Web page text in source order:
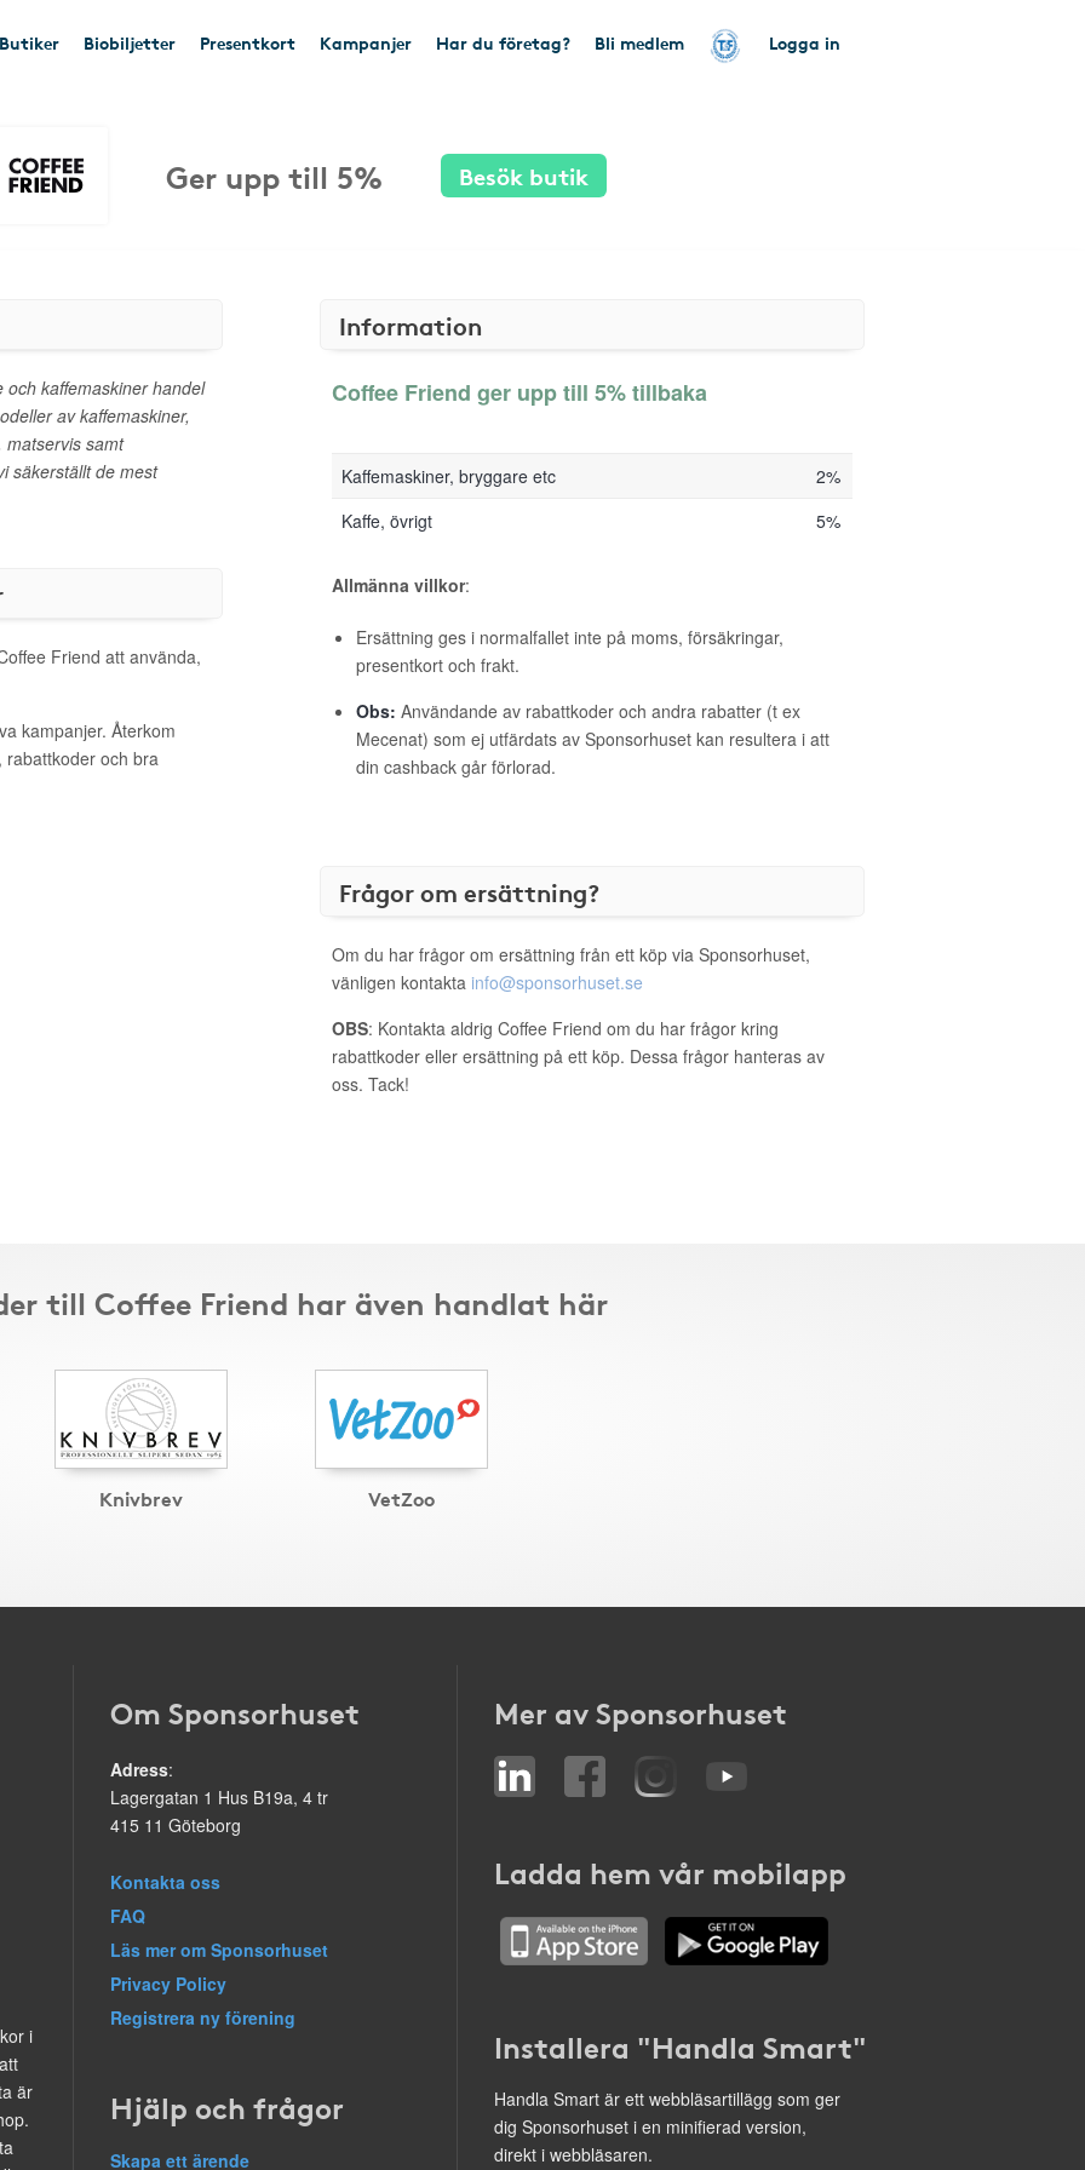
Butiker Biobiljetter Presentkort Kampanjer Har du företag? Bli medlem Logga in
Ger upp till 5% Besök butik
och kaffemaskiner handel
av kaffemaskiner,
matservis samt
säkerställt de mest
Friend att använda,
kampanjer. Återkom
rabattkoder och bra
Information
Coffee Friend ger upp till 5% tillbaka
Kaffemaskiner, bryggare etc
2%
Kaffe, övrigt
5%
Allmänna villkor:
Ersättning ges i normalfallet inte på moms, försäkringar,
presentkort och frakt.
Obs: Användande av rabattkoder och andra rabatter (t ex
Mecenat) som ej utfärdats av Sponsorhuset kan resultera i att
din cashback går förlorad.
Frågor om ersättning?
Om du har frågor om ersättning från ett köp via Sponsorhuset,
vänligen kontakta info@sponsorhuset.se
OBS: Kontakta aldrig Coffee Friend om du har frågor kring
rabattkoder eller ersättning på ett köp. Dessa frågor hanteras av
oss. Tack!
till Coffee Friend har även handlat här
Knivbrev VetZoo
i
är
Om Sponsorhuset
Adress:
Lagergatan 1 Hus B19a, 4 tr
415 11 Göteborg
Kontakta oss
FAQ
Läs mer om Sponsorhuset
Privacy Policy
Registrera ny förening
Hjälp och frågor
Skapa ett ärende
Mer av Sponsorhuset
Ladda hem vår mobilapp
Installera "Handla Smart"
Handla Smart är ett webbläsartillägg som ger
dig Sponsorhuset i en minifierad version,
direkt i webbläsaren.